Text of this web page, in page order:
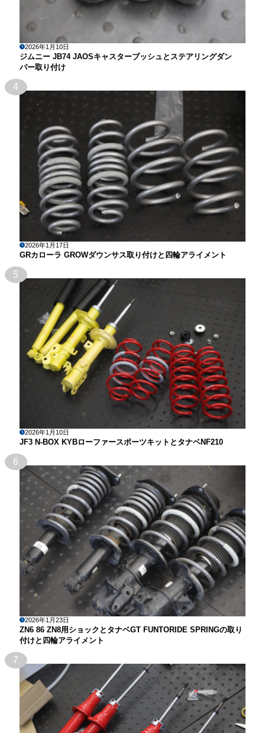
2026年1月10日
ジムニー JB74 JAOSキャスターブッシュとステアリングダン
パー取り付け
4
2026年1月17日
GRカローラ GROWダウンサス取り付けと四輪アライメント
5
2026年1月10日
JF3 N-BOX KYBローファースポーツキットとタナベNF210
6
2026年1月23日
ZN6 86 ZN8用ショックとタナベGT FUNTORIDE SPRINGの取り
付けと四輪アライメント
7